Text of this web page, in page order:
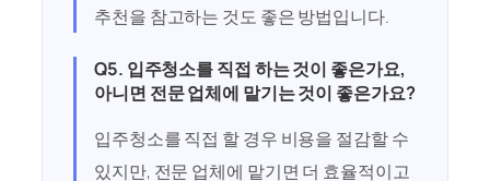
추천을 참고하는 것도 좋은 방법입니다.
Q5. 입주청소를 직접 하는 것이 좋은가요,
아니면 전문 업체에 맡기는 것이 좋은가요?
입주청소를 직접 할 경우 비용을 절감할 수
있지만, 전문 업체에 맡기면 더 효율적이고